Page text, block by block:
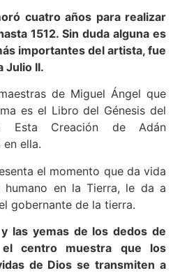
cuatro años para realizar
1512. Sin duda alguna es
importantes del artista, fue
Julio II.
de Miguel Ángel que
es el Libro del Génesis del
Esta Creación de Adán
en ella.
el momento que da vida
en la Tierra, le da a
gobernante de la tierra.
las yemas de los dedos de
centro muestra que los
de Dios se transmiten a